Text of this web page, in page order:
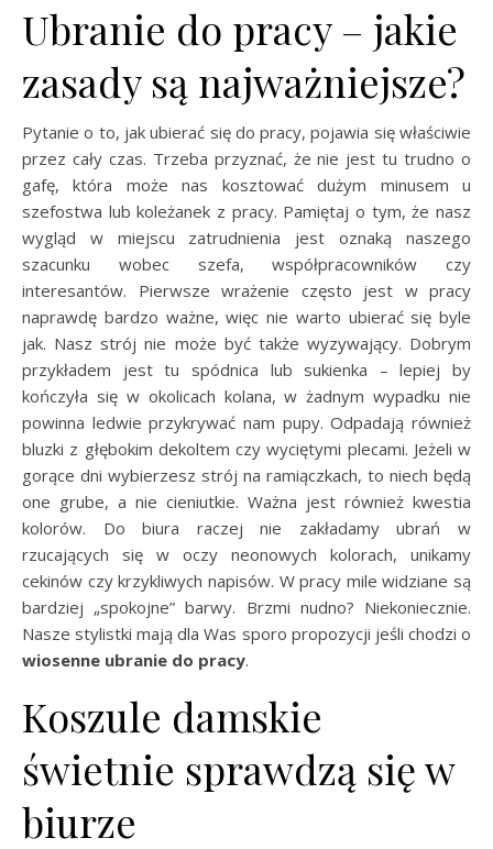
Ubranie do pracy – jakie
zasady są najważniejsze?
Pytanie o to, jak ubierać się do pracy, pojawia się właściwie
przez cały czas. Trzeba przyznać, że nie jest tu trudno o
gafę, która może nas kosztować dużym minusem u
szefostwa lub koleżanek z pracy. Pamiętaj o tym, że nasz
wygląd w miejscu zatrudnienia jest oznaką naszego
szacunku wobec szefa, współpracowników czy
interesantów. Pierwsze wrażenie często jest w pracy
naprawdę bardzo ważne, więc nie warto ubierać się byle
jak. Nasz strój nie może być także wyzywający. Dobrym
przykładem jest tu spódnica lub sukienka – lepiej by
kończyła się w okolicach kolana, w żadnym wypadku nie
powinna ledwie przykrywać nam pupy. Odpadają również
bluzki z głębokim dekoltem czy wyciętymi plecami. Jeżeli w
gorące dni wybierzesz strój na ramiączkach, to niech będą
one grube, a nie cieniutkie. Ważna jest również kwestia
kolorów. Do biura raczej nie zakładamy ubrań w
rzucających się w oczy neonowych kolorach, unikamy
cekinów czy krzykliwych napisów. W pracy mile widziane są
bardziej „spokojne” barwy. Brzmi nudno? Niekoniecznie.
Nasze stylistki mają dla Was sporo propozycji jeśli chodzi o
wiosenne ubranie do pracy.
Koszule damskie
świetnie sprawdzą się w
biurze